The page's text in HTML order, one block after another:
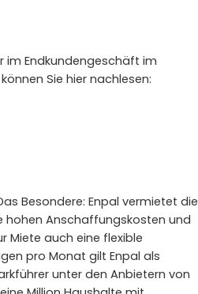
im Endkundengeschäft im
Sie hier nachlesen:
Besondere: Enpal vermietet die
hohen Anschaffungskosten und
Miete auch eine flexible
pro Monat gilt Enpal als
unter den Anbietern von